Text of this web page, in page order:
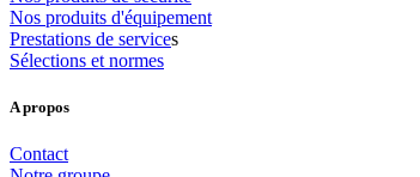
Nos produits d'équipement
Prestations de services
Sélections et normes
A propos
Contact